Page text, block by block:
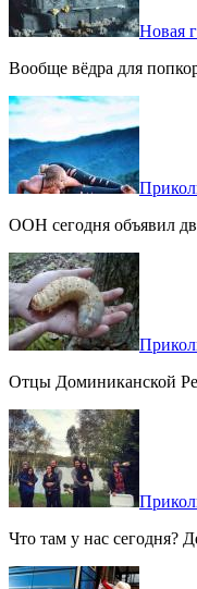
Новая
Вообще вёдра для
ООН сегодня объявил
Отцы Доминиканской
Что там у нас сегодня?